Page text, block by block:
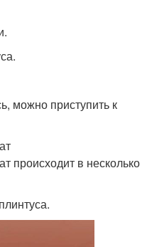
можно приступить к
происходит в несколько